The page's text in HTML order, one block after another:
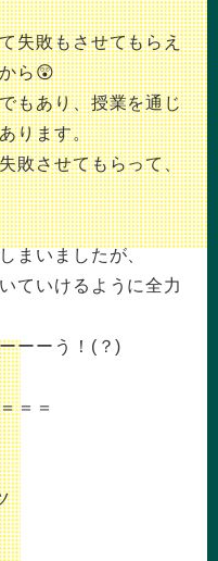
失敗もさせてもらえ
ら😲
もあり、授業を通じ
ります。
敗させてもらって、
まいましたが、
ていけるように全力
ーーう！(？)
＝＝